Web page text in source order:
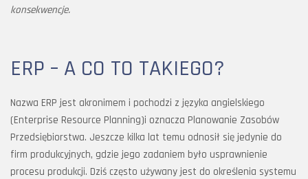
konsekwencje.
ERP – A CO TO TAKIEGO?
Nazwa ERP jest akronimem i pochodzi z języka angielskiego
(Enterprise Resource Planning)i oznacza Planowanie Zasobów
Przedsiębiorstwa. Jeszcze kilka lat temu odnosił się jedynie do
firm produkcyjnych, gdzie jego zadaniem było usprawnienie
procesu produkcji. Dziś często używany jest do określenia systemu